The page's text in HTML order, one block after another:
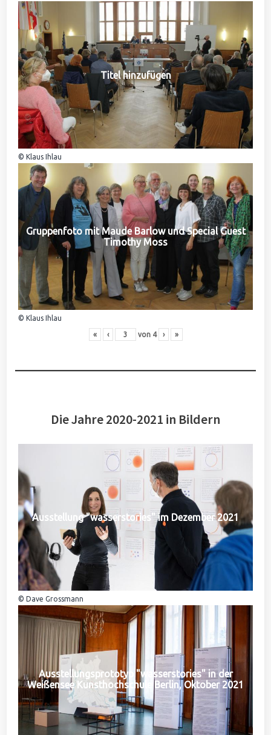
Titel hinzufügen
© Klaus Ihlau
Gruppenfoto mit Maude Barlow und Special Guest
Timothy Moss
© Klaus Ihlau
« ‹ von 4 › »
Die Jahre 2020-2021 in Bildern
Ausstellung "wasserstories" im Dezember 2021
© Dave Grossmann
Ausstellungsprototyp "wasserstories" in der
Weißensee Kunsthochschule Berlin, Oktober 2021